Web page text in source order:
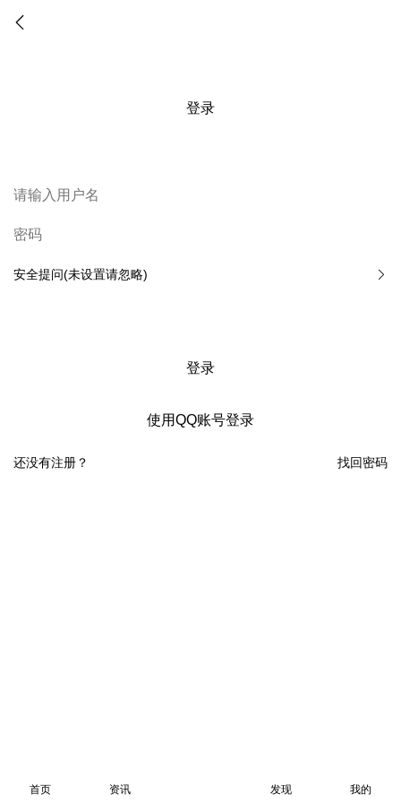
登录
安全提问(未设置请忽略)
登录
使用QQ账号登录
找回密码
还没有注册？
首页 资讯 发现 我的